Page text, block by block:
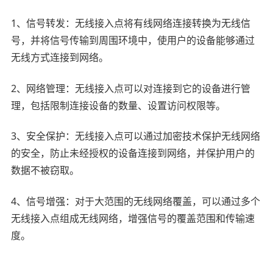
1、信号转发：无线接入点将有线网络连接转换为无线信
号，并将信号传输到周围环境中，使用户的设备能够通过
无线方式连接到网络。
2、网络管理：无线接入点可以对连接到它的设备进行管
理，包括限制连接设备的数量、设置访问权限等。
3、安全保护：无线接入点可以通过加密技术保护无线网络
的安全，防止未经授权的设备连接到网络，并保护用户的
数据不被窃取。
4、信号增强：对于大范围的无线网络覆盖，可以通过多个
无线接入点组成无线网络，增强信号的覆盖范围和传输速
度。